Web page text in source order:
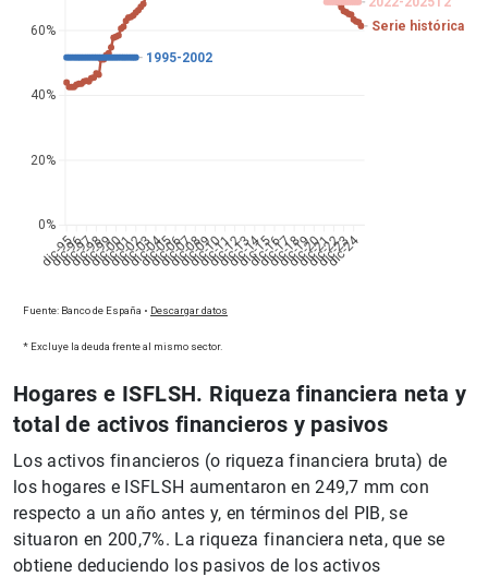
Hogares e ISFLSH. Riqueza financiera neta y
total de activos financieros y pasivos
Los activos financieros (o riqueza financiera bruta) de
los hogares e ISFLSH aumentaron en 249,7 mm con
respecto a un año antes y, en términos del PIB, se
situaron en 200,7%. La riqueza financiera neta, que se
obtiene deduciendo los pasivos de los activos